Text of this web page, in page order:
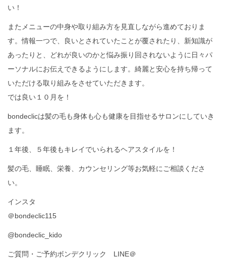
い！
またメニューの中身や取り組み方を見直しながら進めておりま
す。情報一つで、良いとされていたことが覆されたり、新知識が
あったりと、どれが良いのかと悩み振り回されないように日々パ
ーソナルにお伝えできるようにします。綺麗と安心を持ち帰って
いただける取り組みをさせていただきます。
では良い１０月を！
bondeclicは髪の毛も身体も心も健康を目指せるサロンにしていき
ます。
１年後、５年後もキレイでいられるヘアスタイルを！
髪の毛、睡眠、栄養、カウンセリング等お気軽にご相談くださ
い。
インスタ
＠bondeclic115
@bondeclic_kido
ご質問・ご予約ボンデクリック LINE＠